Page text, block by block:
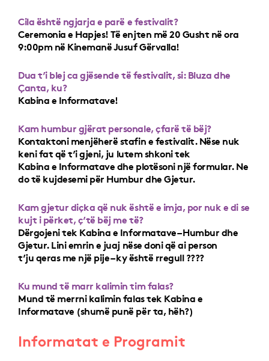
Cila është ngjarja e parë e festivalit?
Ceremonia e Hapjes! Të enjten më 20 Gusht në ora
9:00pm në Kinemanë Jusuf Gërvalla!
Dua t’i blej ca gjësende të festivalit, si: Bluza dhe
Çanta, ku?
Kabina e Informatave!
Kam humbur gjërat personale, çfarë të bëj?
Kontaktoni menjëherë stafin e festivalit. Nëse nuk
keni fat që t’i gjeni, ju lutem shkoni tek
Kabina e Informatave dhe plotësoni një formular. Ne
do të kujdesemi për Humbur dhe Gjetur.
Kam gjetur diçka që nuk është e imja, por nuk e di se
kujt i përket, ç’të bëj me të?
Dërgojeni tek Kabina e Informatave – Humbur dhe
Gjetur. Lini emrin e juaj nëse doni që ai person
t’ju qeras me një pije – ky është rregull ????
Ku mund të marr kalimin tim falas?
Mund të merrni kalimin falas tek Kabina e
Informatave (shumë punë për ta, hëh?)
Informatat e Programit